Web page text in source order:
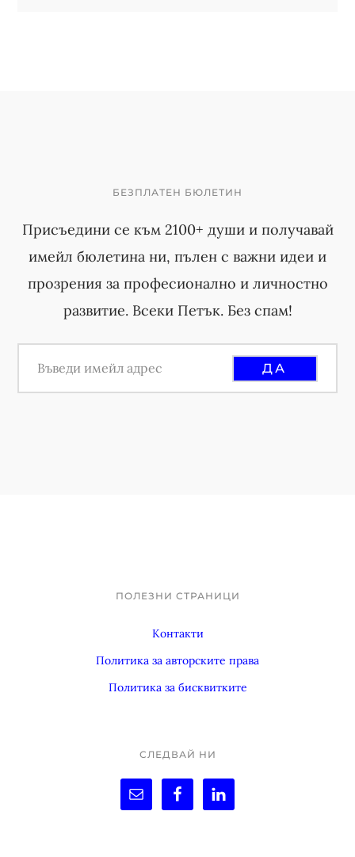
БЕЗПЛАТЕН БЮЛЕТИН
Присъедини се към 2100+ души и получавай
имейл бюлетина ни, пълен с важни идеи и
прозрения за професионално и личностно
развитие. Всеки Петък. Без спам!
ПОЛЕЗНИ СТРАНИЦИ
Контакти
Политика за авторските права
Политика за бисквитките
СЛЕДВАЙ НИ